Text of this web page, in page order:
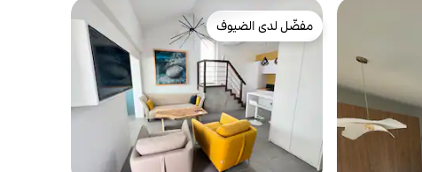
مفضّل لدى الضيوف
مفضّل لدى الضيوف